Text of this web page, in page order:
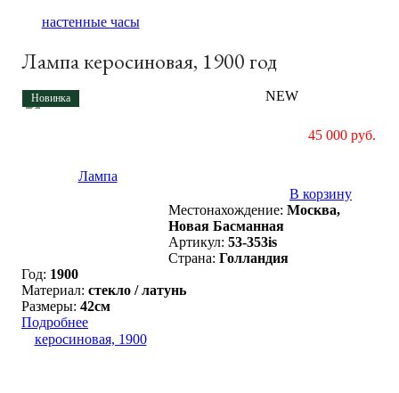
Лампа керосиновая, 1900 год
Новинка NEW
45 000 руб.
В корзину
Местонахождение: Москва,
Новая Басманная
Артикул: 53-353is
Страна: Голландия
Год: 1900
Материал: стекло / латунь
Размеры: 42см
Подробнее